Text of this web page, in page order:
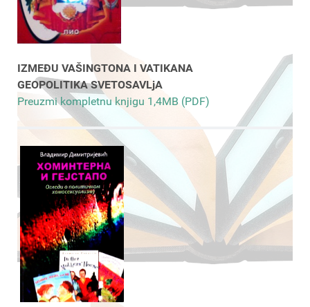
IZMEĐU VAŠINGTONA I VATIKANA
GEOPOLITIKA SVETOSAVLjA
Preuzmi kompletnu knjigu 1,4MB (PDF)